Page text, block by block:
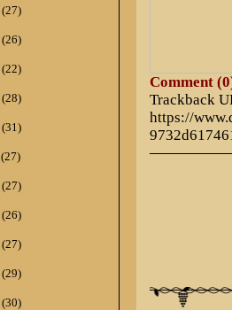
(27)
(26)
(22)
(28)
(31)
(27)
(27)
(26)
(27)
(29)
(30)
Comment
Trackback
https://